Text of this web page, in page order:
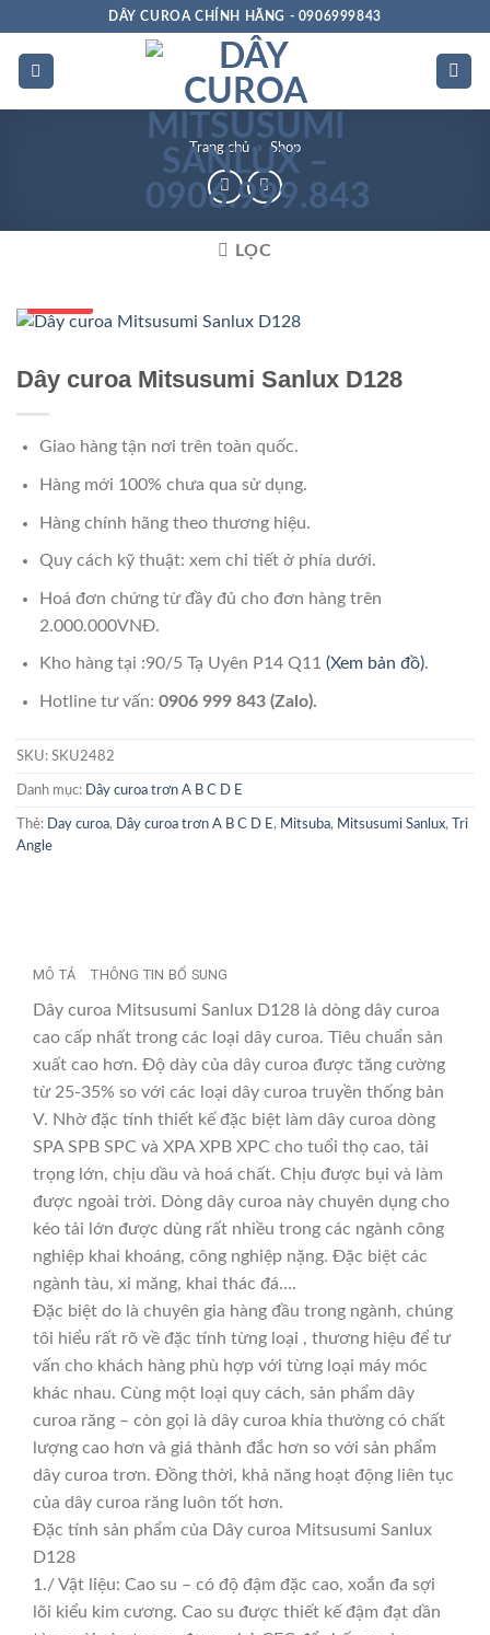
dung
DÂY CUROA CHÍNH HÃNG - 0906999843
Trang chủ » Shop
LỌC
Dây curoa Mitsusumi Sanlux D128
Giao hàng tận nơi trên toàn quốc.
Hàng mới 100% chưa qua sử dụng.
Hàng chính hãng theo thương hiệu.
Quy cách kỹ thuật: xem chi tiết ở phía dưới.
Hoá đơn chứng từ đầy đủ cho đơn hàng trên
2.000.000VNĐ.
Kho hàng tại :90/5 Tạ Uyên P14 Q11 (Xem bản đồ).
Hotline tư vấn: 0906 999 843 (Zalo).
SKU: SKU2482
Danh mục: Dây curoa trơn A B C D E
Thẻ: Day curoa, Dây curoa trơn A B C D E , Mitsuba, Mitsusumi Sanlux,
Tri
Angle
MÔ TẢ THÔNG TIN BỔ SUNG
Dây curoa Mitsusumi Sanlux D128 là dòng dây curoa
cao cấp nhất trong các loại dây curoa. Tiêu chuẩn sản
xuất cao hơn. Độ dày của dây curoa được tăng cường
từ 25-35% so với các loại dây curoa truyền thống bản
V. Nhờ đặc tính thiết kế đặc biệt làm dây curoa dòng
SPA SPB SPC và XPA XPB XPC cho tuổi thọ cao, tải
trọng lớn, chịu dầu và hoá chất. Chịu được bụi và làm
được ngoài trời. Dòng dây curoa này chuyên dụng cho
kéo tải lớn được dùng rất nhiều trong các ngành công
nghiệp khai khoáng, công nghiệp nặng. Đặc biệt các
ngành tàu, xi măng, khai thác đá….
Đặc biệt do là chuyên gia hàng đầu trong ngành, chúng
tôi hiểu rất rõ về đặc tính từng loại , thương hiệu để tư
vấn cho khách hàng phù hợp với từng loại máy móc
khác nhau. Cùng một loại quy cách, sản phẩm dây
curoa răng – còn gọi là dây curoa khía thường có chất
lượng cao hơn và giá thành đắc hơn so với sản phẩm
dây curoa trơn. Đồng thời, khả năng hoạt động liên tục
của dây curoa răng luôn tốt hơn.
Đặc tính sản phẩm của Dây curoa Mitsusumi Sanlux
D128
1./ Vật liệu: Cao su – có độ đậm đặc cao, xoắn đa sợi
lõi kiểu kim cương. Cao su được thiết kế đậm đạt dần